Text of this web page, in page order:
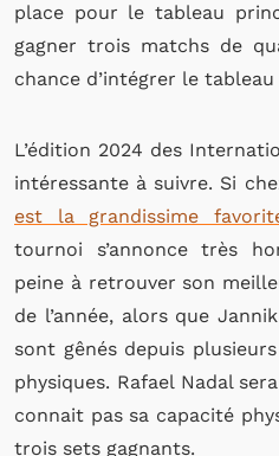
place pour le tableau
gagner trois matchs de
chance d’intégrer le
L’édition 2024 des
intéressante à suivre. Si
est la grandissime
tournoi s’annonce très
peine à retrouver son
de l’année, alors que
sont gênés depuis
physiques. Rafael Nadal
connait pas sa capacité
trois sets gagnants.